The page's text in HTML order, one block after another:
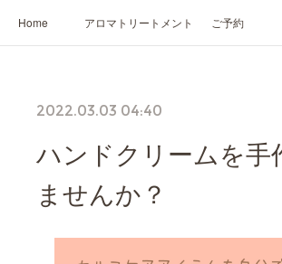
Home アロマトリートメント ご予約
プロフィール
2022.03.03 04:40
ハンドクリームを手
ませんか？